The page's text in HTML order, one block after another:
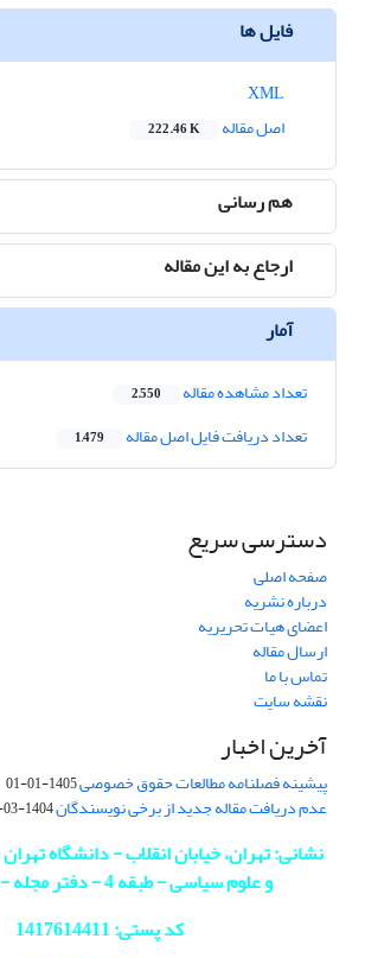
فایل ها
اصل مقاله
222.46 K
هم رسانی
ارجاع به این مقاله
آمار
تعداد مشاهده مقاله 2,550
تعداد دریافت فایل اصل مقاله 1,479
دسترسی سریع
صفحه اصلی
درباره نشریه
اعضای هیات تحریریه
ارسال مقاله
تماس با ما
نقشه سایت
آخرین اخبار
پیشینه فصلنامه مطالعات حقوق خصوصی1405-01-01
عدم دریافت مقاله جدید از برخی نویسندگان1404-03-20
نشانی: تهران، خیابان انقلاب - دانشگاه
و علوم سیاسی - طبقه 4 - دفتر مجله - اتاق 413
کد پستی: 1417614411